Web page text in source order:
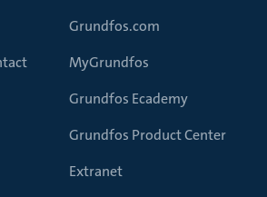
Grundfos.com
MyGrundfos
Grundfos Ecademy
Grundfos Product Center
Extranet